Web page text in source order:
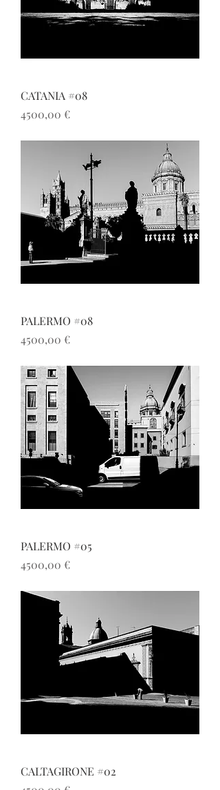
CATANIA #08
Prezzo
4500,00 €
PALERMO #08
Prezzo
4500,00 €
PALERMO #05
Prezzo
4500,00 €
CALTAGIRONE #02